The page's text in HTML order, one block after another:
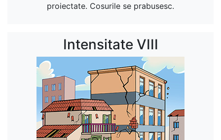
proiectate. Cosurile se prabusesc.
Intensitate VIII